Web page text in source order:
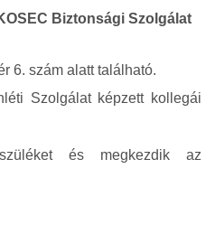
Biztonsági Szolgálat
6. szám alatt található.
Szolgálat képzett kollegái
és megkezdik az